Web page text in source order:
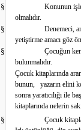
§
Konunun
olmalıdır.
§
Denemeci,
yetiştirme amacı göz
§
Çocuğun
bulunmalıdır.
Çocuk kitaplarında
bunun, yazarın elini
sonra yaratıcılığı ile
kitapların­da nelerin
§
Çocuk